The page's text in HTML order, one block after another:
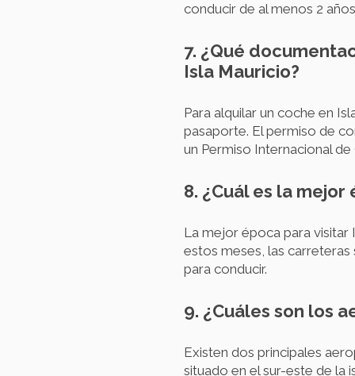
conducir de al menos 2
7. ¿Qué
Isla Mauricio?
Para alquilar un coche en
pasaporte. El permiso de
un Permiso Internacional
8. ¿Cuál es la
La mejor época para visitar
estos meses, las
para conducir.
9. ¿Cuáles son los
Existen dos principales
situado en el sur-este de la